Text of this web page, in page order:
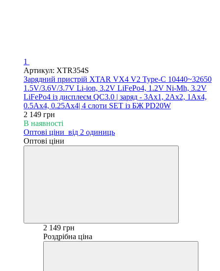
1
Артикул: XTR354S
Зарядний пристрій XTAR VX4 V2 Type-C 10440~32650
1.5V/3.6V/3.7V Li-ion, 3.2V LiFePo4, 1.2V Ni-Mh, 3.2V
LiFePo4 із дисплеєм QC3.0 | заряд - 3Ax1, 2Ax2, 1Ax4,
0.5Ax4, 0.25Ax4| 4 слоти SET із БЖ PD20W
2 149 грн
В наявності
Оптові ціни від 2 одиниць
Оптові ціни
2 149 грн
Роздрібна ціна